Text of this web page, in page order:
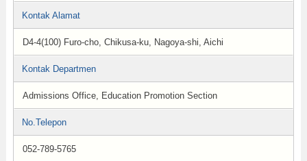
Kontak Alamat
D4-4(100) Furo-cho, Chikusa-ku, Nagoya-shi, Aichi
Kontak Departmen
Admissions Office, Education Promotion Section
No.Telepon
052-789-5765